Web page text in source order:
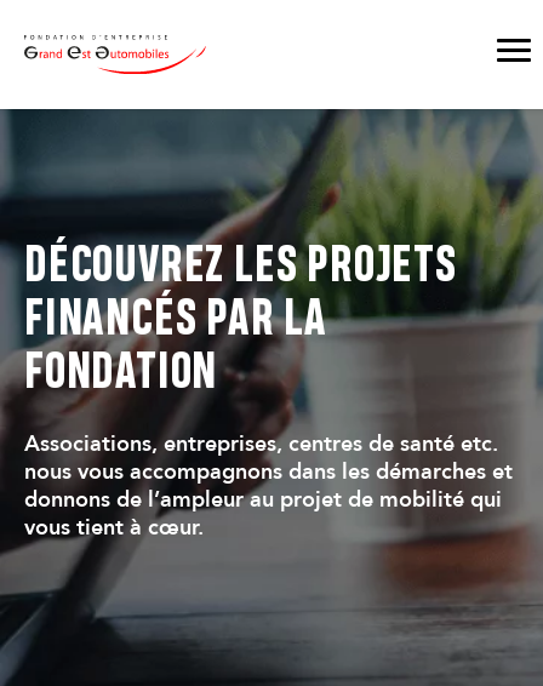
DÉCOUVREZ LES PROJETS
FINANCÉS PAR LA
FONDATION
Associations, entreprises, centres de santé etc.
nous vous accompagnons dans les démarches et
donnons de l’ampleur au projet de mobilité qui
vous tient à cœur.